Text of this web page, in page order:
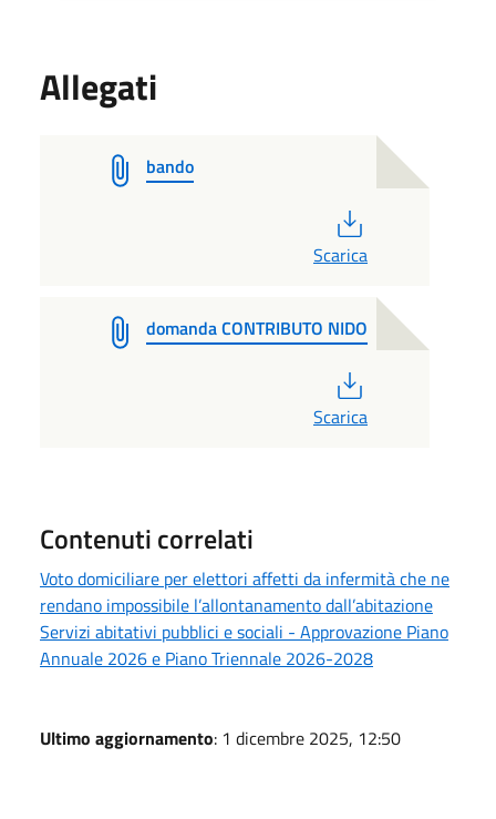
Allegati
bando
Scarica
domanda CONTRIBUTO NIDO
Scarica
Contenuti correlati
Voto domiciliare per elettori affetti da infermità che ne
rendano impossibile l’allontanamento dall’abitazione
Servizi abitativi pubblici e sociali - Approvazione Piano
Annuale 2026 e Piano Triennale 2026-2028
Ultimo aggiornamento: 1 dicembre 2025, 12:50